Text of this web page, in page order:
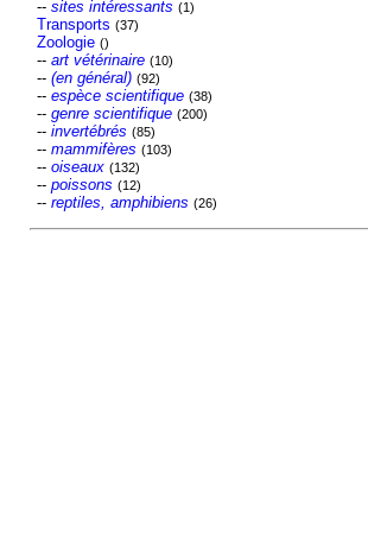
-- sites intéressants (1)
Transports (37)
Zoologie ()
-- art vétérinaire (10)
-- (en général) (92)
-- espèce scientifique (38)
-- genre scientifique (200)
-- invertébrés (85)
-- mammifères (103)
-- oiseaux (132)
-- poissons (12)
-- reptiles, amphibiens (26)